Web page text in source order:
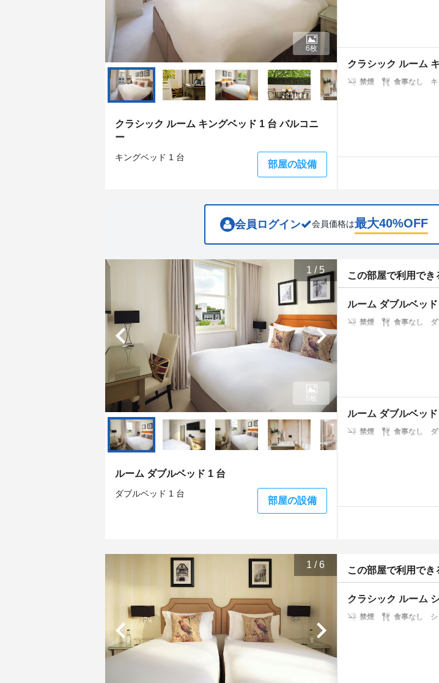
date.
Press
question
mark
key
to
get
the
shortcuts
for
dates.
the
mark
key
to
get
shortcuts
クラシック ルーム キングベッド 1 台 バルコニ
ー
キングベッド 1 台
部屋の設備
6枚
クラシック ルーム
禁煙 食事なし
会員ログイン 会員価格は最大40%OFF
1 / 5
ルーム ダブルベッド 1 台
ダブルベッド 1 台
部屋の設備
5枚
この部屋で利用でき
ルーム ダブルベッ
禁煙 食事なし
ルーム ダブルベッ
禁煙 食事なし
1 /6
この部屋で利用でき
クラシック ルーム
禁煙 食事なし